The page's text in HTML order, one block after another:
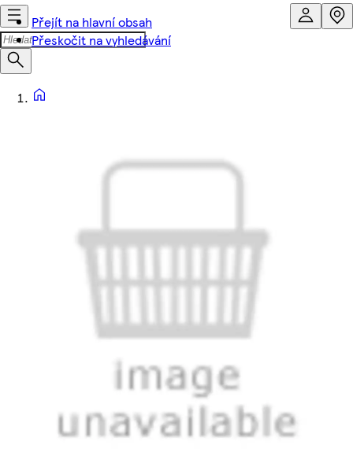
Přejít na hlavní obsah
Přeskočit na vyhledávání